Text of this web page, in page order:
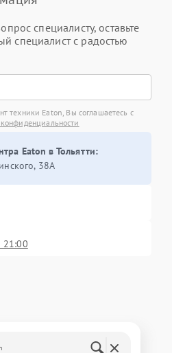
специалисту, оставьте
специалист с радостью
техники Eaton, Вы соглашаетесь с
Eaton в Тольятти:
38А
21:00